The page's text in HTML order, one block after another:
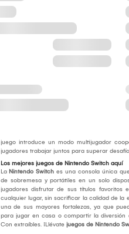
juego introduce un modo multijugador
jugadores trabajar juntos para superar
Los mejores juegos de Nintendo Switch aquí
La Nintendo Switches una consola única
de sobremesa y portátiles en un solo
jugadores disfrutar de sus títulos favoritos
cualquier lugar, sin sacrificar la calidad de la
una de sus mayores fortalezas, ya que
para jugar en casa o compartir la diversión
Con extraíbles. ¡Llévate juegos de Nintendo